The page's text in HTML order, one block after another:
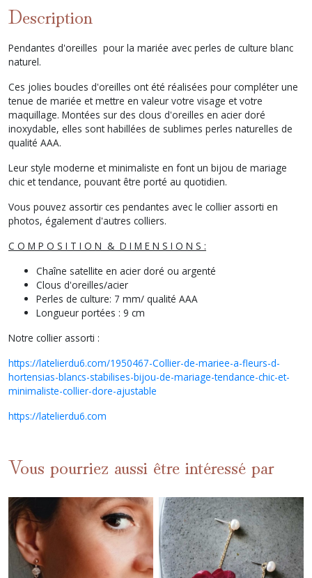
Description
Pendantes d'oreilles pour la mariée avec perles de culture blanc
naturel.
Ces jolies boucles d'oreilles ont été réalisées pour compléter une
tenue de mariée et mettre en valeur votre visage et votre
maquillage. Montées sur des clous d'oreilles en acier doré
inoxydable, elles sont habillées de sublimes perles naturelles de
qualité AAA.
Leur style moderne et minimaliste en font un bijou de mariage
chic et tendance, pouvant être porté au quotidien.
Vous pouvez assortir ces pendantes avec le collier assorti en
photos, également d'autres colliers.
C O M P O S I T I O N & D I M E N S I O N S :
Chaîne satellite en acier doré ou argenté
Clous d'oreilles/acier
Perles de culture: 7 mm/ qualité AAA
Longueur portées : 9 cm
Notre collier assorti :
https://latelierdu6.com/1950467-Collier-de-mariee-a-fleurs-d-
hortensias-blancs-stabilises-bijou-de-mariage-tendance-chic-et-
minimaliste-collier-dore-ajustable
https://latelierdu6.com
Vous pourriez aussi être intéressé par